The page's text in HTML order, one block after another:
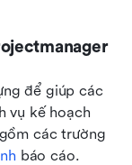
để giúp các
vụ kế hoạch
các trường
báo cáo.